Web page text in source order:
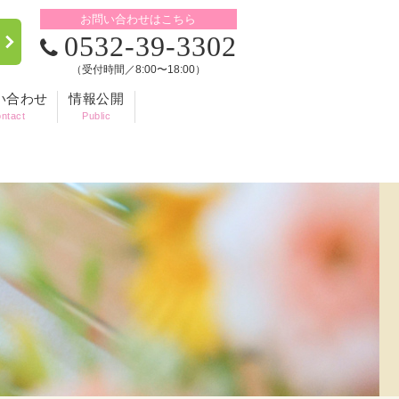
お問い合わせはこちら
0532-39-3302
（受付時間／8:00〜18:00）
合わせ 情報公開
Public